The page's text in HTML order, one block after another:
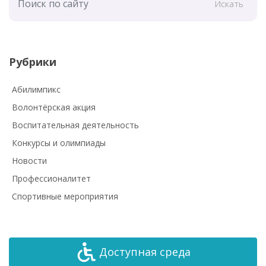
Искать
Рубрики
Абилимпикс
Волонтёрская акция
Воспитательная деятельность
Конкурсы и олимпиады
Новости
Профессионалитет
Спортивные мероприятия
Доступная среда